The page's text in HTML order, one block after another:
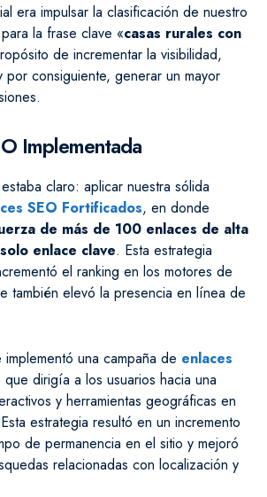
era impulsar la clasificación de nuestro
la frase clave «casas rurales con
de incrementar la visibilidad,
por consiguiente, generar un mayor
Implementada
claro: aplicar nuestra sólida
SEO Fortificados, en donde
de más de 100 enlaces de alta
enlace clave. Esta estrategia
el ranking en los motores de
también elevó la presencia en línea de
una campaña de enlaces
que dirigía a los usuarios hacia una
y herramientas geográficas en
estrategia resultó en un incremento
de permanencia en el sitio y mejoró
relacionadas con localización y